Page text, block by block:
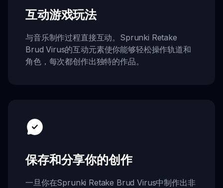
互动游戏玩法
与音乐制作过程直接互动。Sprunki Retake
Brud Virus的互动元素使你能够轻松操作轨道和
角色，每次都创作出独特的作品。
保存和分享你的创作
一旦你在Sprunki Retake Brud Virus中制作出非